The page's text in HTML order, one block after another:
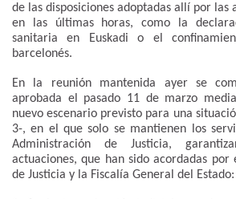
de las disposiciones adoptadas allí por las
en las últimas horas, como la
sanitaria en Euskadi o el
barcelonés.
En la reunión mantenida ayer se
aprobada el pasado 11 de marzo
nuevo escenario previsto para una
3-, en el que solo se mantienen los
Administración de Justicia,
actuaciones, que han sido acordadas por
de Justicia y la Fiscalía General del Estado: